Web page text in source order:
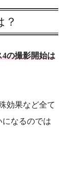
？
の撮影開始は
効果など全て
になるのでは